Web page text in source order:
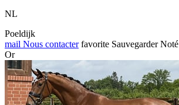
NL
Poeldijk
mail Nous contacter favorite Sauvegarder Noté
Or